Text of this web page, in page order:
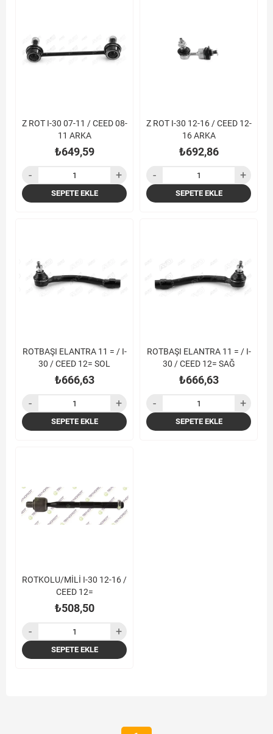
Z ROT I-30 07-11 / CEED 08-
11 ARKA
₺649,59
SEPETE EKLE
Z ROT I-30 12-16 / CEED 12-
16 ARKA
₺692,86
SEPETE EKLE
ROTBAŞI ELANTRA 11 = / I-
30 / CEED 12= SOL
₺666,63
SEPETE EKLE
ROTBAŞI ELANTRA 11 = / I-
30 / CEED 12= SAĞ
₺666,63
SEPETE EKLE
ROTKOLU/MİLİ I-30 12-16 /
CEED 12=
₺508,50
SEPETE EKLE